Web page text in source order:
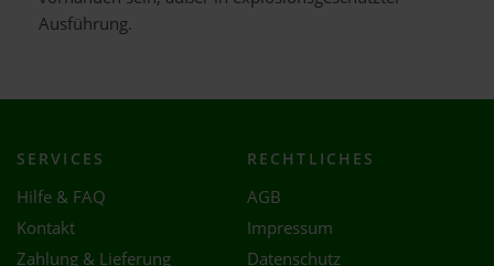
Ausführung.
SERVICES
Hilfe & FAQ
Kontakt
Zahlung & Lieferung
RECHTLICHES
AGB
Impressum
Datenschutz